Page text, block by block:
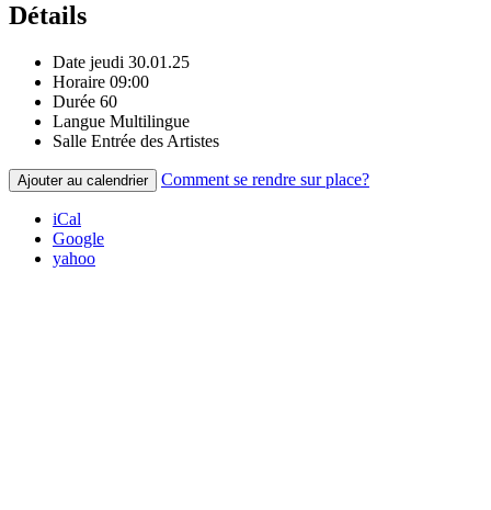
Détails
Date jeudi 30.01.25
Horaire 09:00
Durée 60
Langue Multilingue
Salle Entrée des Artistes
Ajouter au calendrier Comment se rendre sur place?
iCal
Google
yahoo